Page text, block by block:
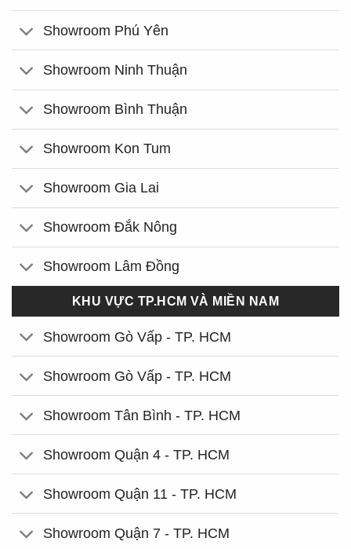
Showroom Phú Yên
Showroom Ninh Thuận
Showroom Bình Thuận
Showroom Kon Tum
Showroom Gia Lai
Showroom Đắk Nông
Showroom Lâm Đồng
KHU VỰC TP.HCM VÀ MIỀN NAM
Showroom Gò Vấp - TP. HCM
Showroom Gò Vấp - TP. HCM
Showroom Tân Bình - TP. HCM
Showroom Quận 4 - TP. HCM
Showroom Quận 11 - TP. HCM
Showroom Quận 7 - TP. HCM